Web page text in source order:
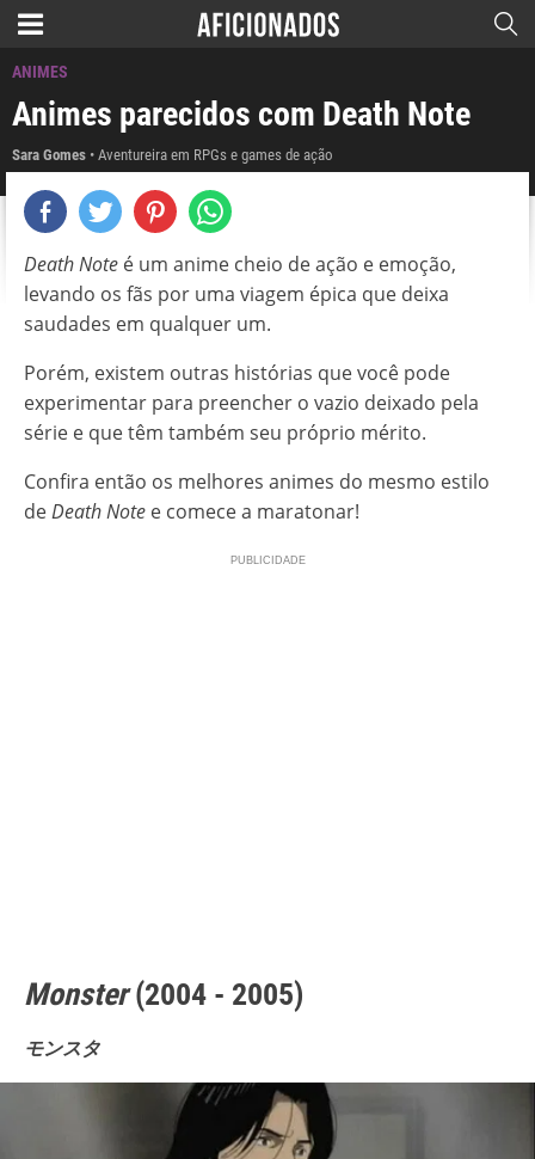
ANIMES
Animes parecidos com Death Note
Sara Gomes Aventureira em RPGs e games de ação
Death Note é um anime cheio de ação e emoção,
levando os fãs por uma viagem épica que deixa
saudades em qualquer um.
Porém, existem outras histórias que você pode
experimentar para preencher o vazio deixado pela
série e que têm também seu próprio mérito.
Confira então os melhores animes do mesmo estilo
deDeath Note e comece a maratonar!
Monster(2004 - 2005)
モンスタ